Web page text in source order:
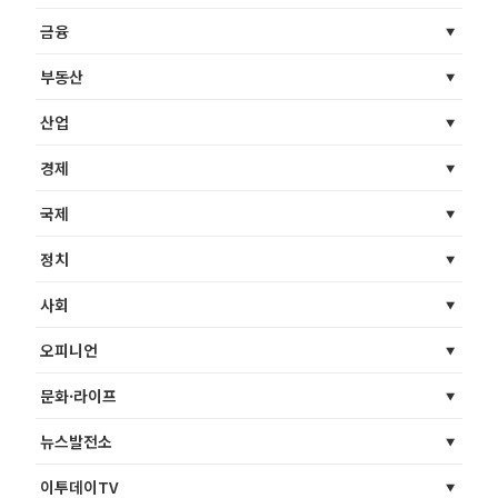
금융
부동산
산업
경제
국제
정치
사회
오피니언
문화·라이프
뉴스발전소
이투데이TV